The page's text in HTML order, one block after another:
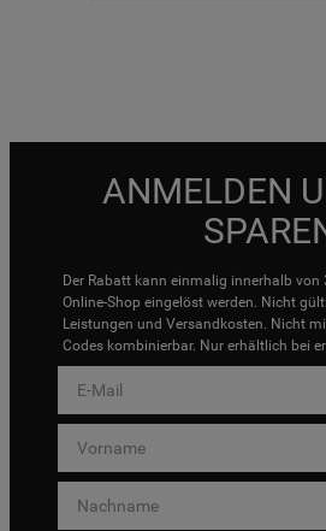
ANMELDEN
Der Rabatt kann einmalig innerhalb von
Online-Shop eingelöst werden. Nicht
Leistungen und Versandkosten. Nicht
Codes kombinierbar. Nur erhältlich bei